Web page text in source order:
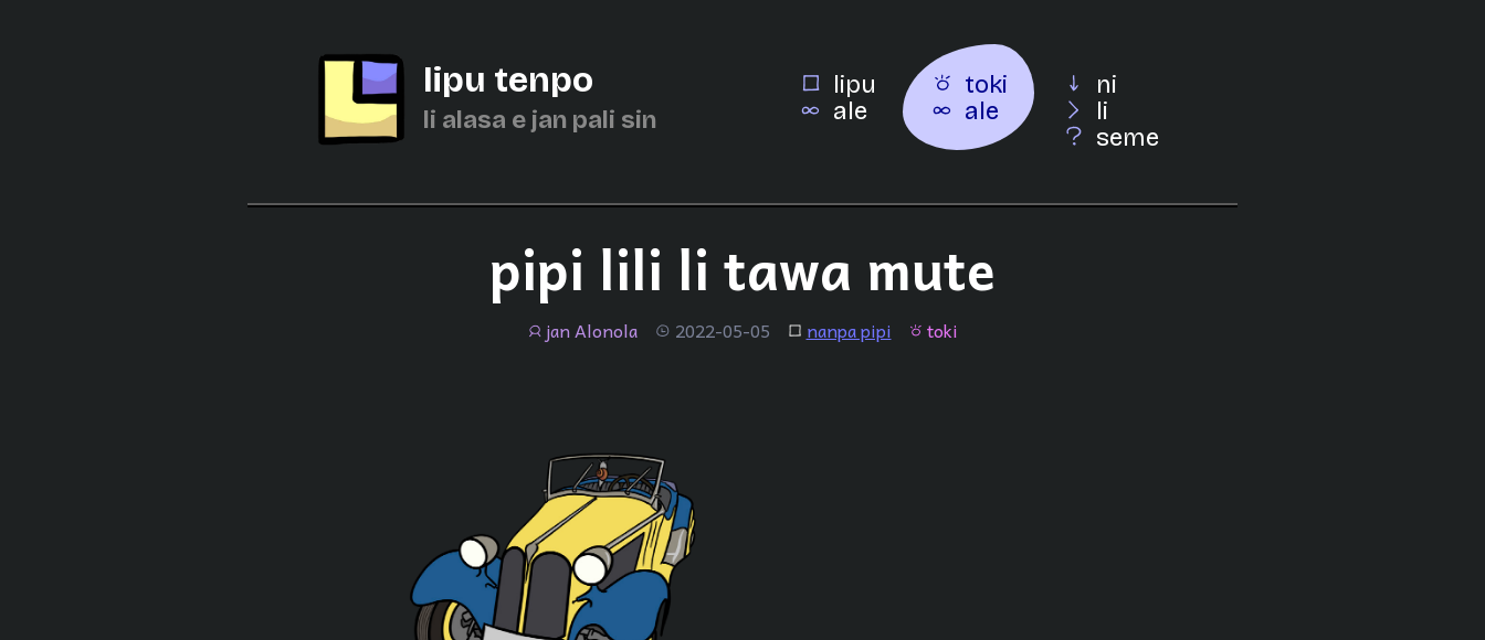
lipu tenpo
li alasa e jan pali sin
lipu
ale
toki
ale
ni
li
seme
pipi lili li tawa mute
janjan Alonola tenpo 2022-05-05 lipu nanpa pipi toki toki